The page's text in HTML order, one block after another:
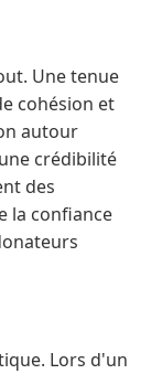
Une tenue
cohésion et
autour
crédibilité
des
la confiance
Lors d'un